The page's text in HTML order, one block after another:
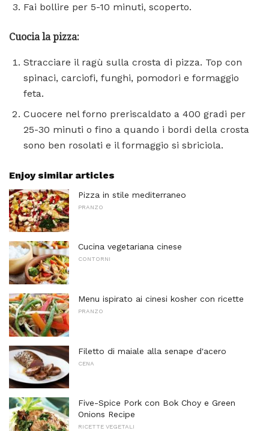
Fai bollire per 5-10 minuti, scoperto.
Cuocia la pizza:
Stracciare il ragù sulla crosta di pizza. Top con
spinaci, carciofi, funghi, pomodori e formaggio
feta.
Cuocere nel forno preriscaldato a 400 gradi per
25-30 minuti o fino a quando i bordi della crosta
sono ben rosolati e il formaggio si sbriciola.
Enjoy similar articles
Pizza in stile mediterraneo
PRANZO
Cucina vegetariana cinese
CONTORNI
Menu ispirato ai cinesi kosher con ricette
PRANZO
Filetto di maiale alla senape d'acero
CENA
Five-Spice Pork con Bok Choy e Green
Onions Recipe
RICETTE VEGETALI